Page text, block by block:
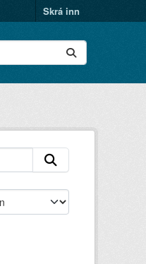
Skrá inn